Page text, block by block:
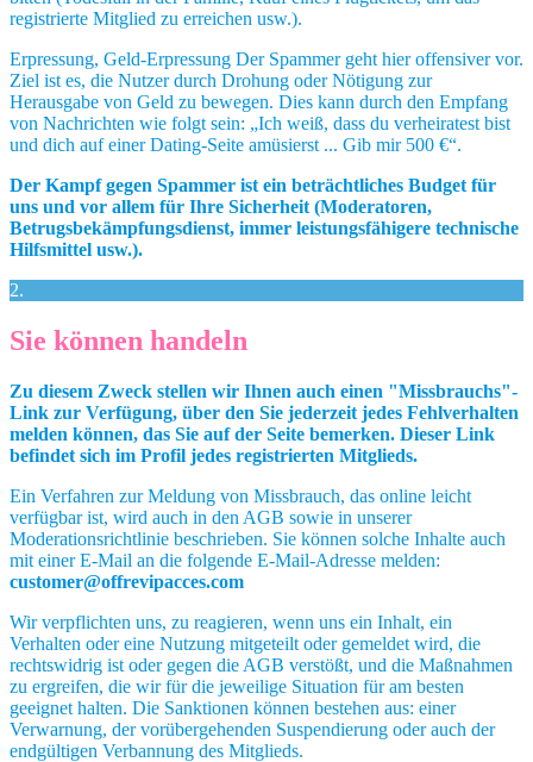
registrierte Mitglied zu erreichen usw.).
Erpressung, Geld-Erpressung Der Spammer geht hier offensiver vor.
Ziel ist es, die Nutzer durch Drohung oder Nötigung zur
Herausgabe von Geld zu bewegen. Dies kann durch den Empfang
von Nachrichten wie folgt sein: „Ich weiß, dass du verheiratest bist
und dich auf einer Dating-Seite amüsierst ... Gib mir 500 €“.
Der Kampf gegen Spammer ist ein beträchtliches Budget für
uns und vor allem für Ihre Sicherheit (Moderatoren,
Betrugsbekämpfungsdienst, immer leistungsfähigere technische
Hilfsmittel usw.).
2.
Sie können handeln
Zu diesem Zweck stellen wir Ihnen auch einen "Missbrauchs"-
Link zur Verfügung, über den Sie jederzeit jedes Fehlverhalten
melden können, das Sie auf der Seite bemerken. Dieser Link
befindet sich im Profil jedes registrierten Mitglieds.
Ein Verfahren zur Meldung von Missbrauch, das online leicht
verfügbar ist, wird auch in den AGB sowie in unserer
Moderationsrichtlinie beschrieben. Sie können solche Inhalte auch
mit einer E-Mail an die folgende E-Mail-Adresse melden:
customer@offrevipacces.com
Wir verpflichten uns, zu reagieren, wenn uns ein Inhalt, ein
Verhalten oder eine Nutzung mitgeteilt oder gemeldet wird, die
rechtswidrig ist oder gegen die AGB verstößt, und die Maßnahmen
zu ergreifen, die wir für die jeweilige Situation für am besten
geeignet halten. Die Sanktionen können bestehen aus: einer
Verwarnung, der vorübergehenden Suspendierung oder auch der
endgültigen Verbannung des Mitglieds.